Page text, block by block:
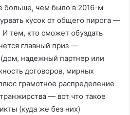
больше, чем было в 2016-м
кусок от общего пирога —
тем, кто сможет обуздать
главный приз —
надежный партнер или
договоров, мирных
грамотное распределение
— вот что такое
(куда же без них)